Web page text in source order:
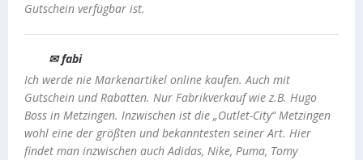
Gutschein verfügbar ist.
✉ fabi
Ich werde nie Markenartikel online kaufen. Auch mit
Gutschein und Rabatten. Nur Fabrikverkauf wie z.B. Hugo
Boss in Metzingen. Inzwischen ist die „Outlet-City“ Metzingen
wohl eine der größten und bekanntesten seiner Art. Hier
findet man inzwischen auch Adidas, Nike, Puma, Tomy